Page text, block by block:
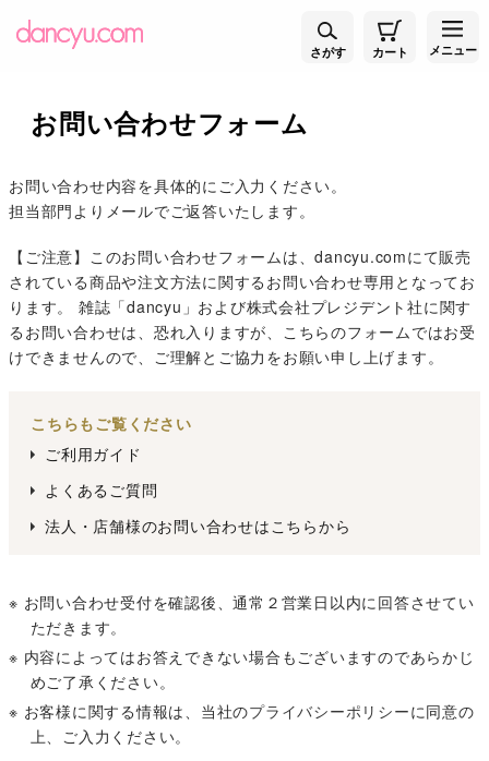
さがす カート メニュー
お問い合わせフォーム
お問い合わせ内容を具体的にご入力ください。
担当部門よりメールでご返答いたします。
【ご注意】このお問い合わせフォームは、dancyu.comにて販売
されている商品や注文方法に関するお問い合わせ専用となってお
ります。 雑誌「dancyu」および株式会社プレジデント社に関す
るお問い合わせは、恐れ入りますが、こちらのフォームではお受
けできませんので、ご理解とご協力をお願い申し上げます。
こちらもご覧ください
ご利用ガイド
よくあるご質問
法人・店舗様のお問い合わせはこちらから
※ お問い合わせ受付を確認後、通常２営業日以内に回答させてい
ただきます。
※ 内容によってはお答えできない場合もございますのであらかじ
めご了承ください。
※ お客様に関する情報は、当社のプライバシーポリシーに同意の
上、ご入力ください。